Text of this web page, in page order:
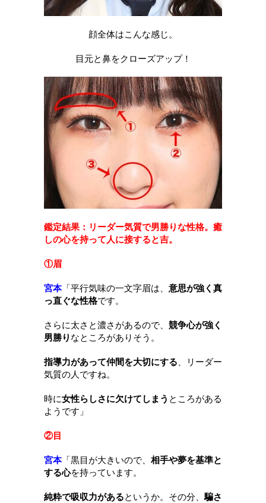
顔全体はこんな感じ。
目元と鼻をクローズアップ！
鑑定結果：リーダー気質で男勝りな性格。癒
しの心を持って人に接すると吉。
①眉
宮本「平行気味の一文字眉は、 意思が強く真
っ直ぐな性格です。
さらに太さと濃さがあるので、 競争心が強く
男勝り なところがありそう。
指導力があって仲間を大切にする 、リーダー
気質の人ですね。
時に女性らしさに欠けてしまう ところがある
ようです 」
②目
宮本「黒目が大きいので、 相手や夢を基準と
する心を持っています。
純粋で吸収力があるというか。その分、 騙さ